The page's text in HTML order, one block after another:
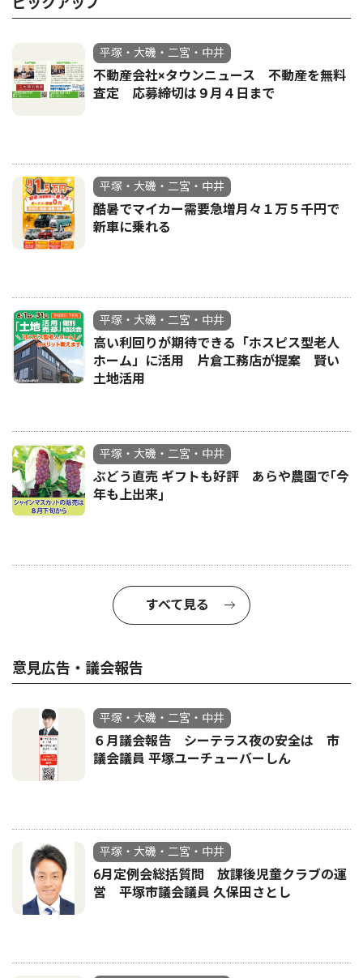
平塚・大磯・二宮・中井
不動産会社×タウンニュース 不動産を無料
査定 応募締切は９月４日まで
平塚・大磯・二宮・中井
酷暑でマイカー需要急増月々１万５千円で
新車に乗れる
平塚・大磯・二宮・中井
高い利回りが期待できる「ホスピス型老人
ホーム」に活用 片倉工務店が提案 賢い
土地活用
平塚・大磯・二宮・中井
ぶどう直売 ギフトも好評 あらや農園で｢今
年も上出来｣
すべて見る
意見広告・議会報告
平塚・大磯・二宮・中井
６月議会報告 シーテラス夜の安全は 市
議会議員 平塚ユーチューバーしん
平塚・大磯・二宮・中井
6月定例会総括質問 放課後児童クラブの運
営 平塚市議会議員 久保田さとし